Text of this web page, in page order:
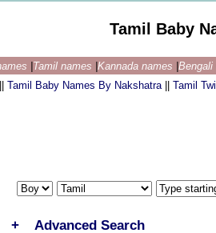
Tamil Baby
Tamil names Kannada names Bengali
Tamil Baby Names By Nakshatra Tamil
+
Advanced Search